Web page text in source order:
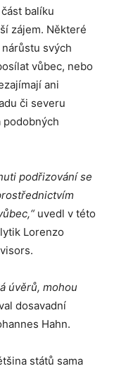
balíku
zájem. Některé
svých
vůbec, nebo
ani
či severu
podobných
podřizování se
uvedl v této
Lorenzo
úvěrů, mohou
dosavadní
Hahn.
států sama